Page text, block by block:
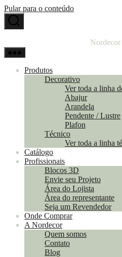
Pular para o conteúdo
Nordecor
Produtos
Decorativo
Ver toda a linha
Abajur
Arandela
Pendente / Lustre
Plafon
Técnico
Ver toda a linha
Catálogo
Profissionais
Blocos 3D
Envie seu Projeto
Área do Lojista
Área do representante
Seja um Revendedor
Onde Comprar
A Nordecor
Quem somos
Contato
Blog